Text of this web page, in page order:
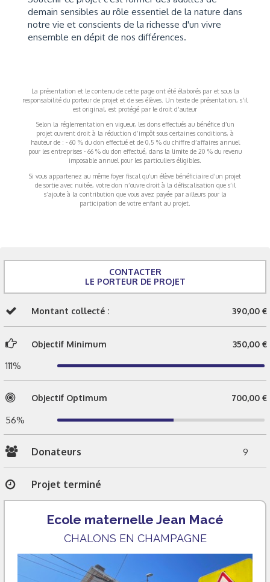
demain sensibles au rôle essentiel de la nature dans
notre vie et conscients de la richesse d'un vivre
ensemble en dépit de nos différences.
La présentation et le contenu de cette page ont été élaborés par et sous la
responsabilité du porteur de projet et de ses élèves. Un texte de présentation, s'il
est original, est protégé par le droit d'auteur
Selon la réglementation en vigueur, les dons effectués au bénéfice d’un
projet ouvrent droit à la réduction d’impôt sous certaines conditions, à
hauteur de : - 60 % du don effectué et de 0,5 % du chiffre d’affaires annuel
pour les entreprises - 66 % du don effectué, dans la limite de 20 % du revenu
imposable annuel pour les particuliers éligibles.
Si vous appartenez au même foyer fiscal qu’un élève bénéficiaire d’un projet
de sortie avec nuitée, votre don n’ouvre droit à la défiscalisation que s’il
s’ajoute à la contribution que vous avez payée par ailleurs pour la
participation de votre enfant au projet.
CONTACTER
LE PORTEUR DE PROJET
Montant collecté : 390,00 €
Objectif Minimum 350,00 €
111%
Objectif Optimum 700,00 €
56%
Donateurs 9
Projet terminé
Ecole maternelle Jean Macé
CHALONS EN CHAMPAGNE